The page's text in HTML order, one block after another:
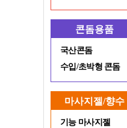
콘돔용품
국산콘돔
수입/초박형 콘돔
마사지젤/향수
기능 마사지젤